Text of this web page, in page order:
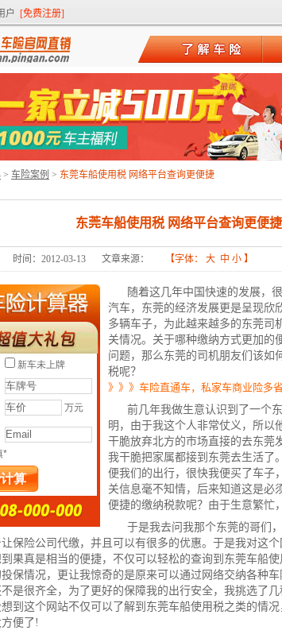
户 [免费注册]
> 车险案例 > 东莞车船使用税 网络平台查询更便捷
东莞车船使用税 网络平台查询更便捷
时间：2012-03-13 文章来源： 【字体： 大 中 小 】
随着这几年中国快速的发展，
汽车，东莞的经济发展更是呈现欣
多辆车子，为此越来越多的东莞司
关情况。关于哪种缴纳方式更加的
问题，那么东莞的司机朋友们该如
税呢？
》》》车险直通车，私家车商业险多省
前几年我做生意认识到了一个
明，由于我这个人非常仗义，所以
干脆放弃北方的市场直接的去东莞
我干脆把家属都接到东莞去生活了
便我们的出行，很快我便买了车子
关信息毫不知情，后来知道这是必
便捷的缴纳税款呢？由于生意繁忙
于是我去问我那个东莞的哥们
保险公司 代缴，并且可以有很多的优惠。于是我对这
果真是相当的便捷，不仅可以轻松的查询到东莞车船使
保情况，更让我惊奇的是原来可以通过网络交纳各种
是很齐全，为了更好的保障我的出行安全，我挑选了几
到这个网站不仅可以了解到东莞车船使用税之类的情
便了!